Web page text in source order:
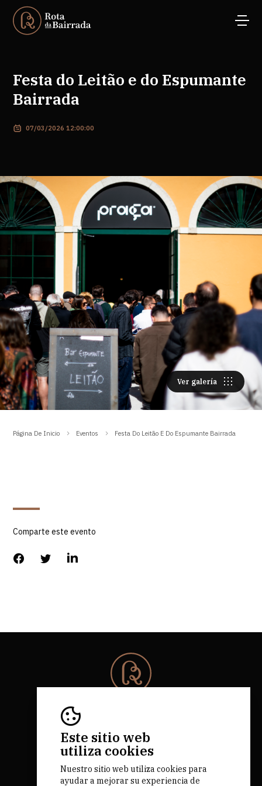
Este sitio web
utiliza cookies
Nuestro sitio web utiliza cookies para
ayudar a mejorar su experiencia de
Ver galería
Festa do Leitão e do Espumante
Bairrada
07/03/2026 12:00:00
Página De Inicio Eventos Festa Do Leitão E Do Espumante Bairrada
Comparte este evento
Todos los derechos reservados.
RNAAT 684/2019.
by M&ADigital